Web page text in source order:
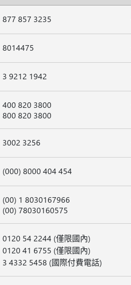
877 857 3235
8014475
3 9212 1942
400 820 3800
800 820 3800
3002 3256
(000) 8000 404 454
(00) 1 8030167966
(00) 78030160575
0120 54 2244 (僅限國內)
0120 41 6755 (僅限國內)
3 4332 5458 (國際付費電話)